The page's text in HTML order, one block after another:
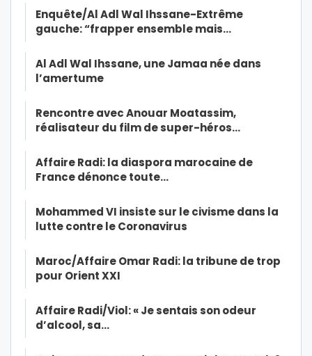
Enquête/Al Adl Wal Ihssane-Extrême
gauche: “frapper ensemble mais…
Al Adl Wal Ihssane, une Jamaa née dans
l’amertume
Rencontre avec Anouar Moatassim,
réalisateur du film de super-héros…
Affaire Radi: la diaspora marocaine de
France dénonce toute…
Mohammed VI insiste sur le civisme dans la
lutte contre le Coronavirus
Maroc/Affaire Omar Radi: la tribune de trop
pour Orient XXI
Affaire Radi/Viol: « Je sentais son odeur
d’alcool, sa…